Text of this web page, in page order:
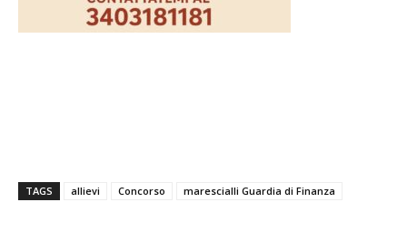
TAGS allievi Concorso marescialli Guardia di Finanza